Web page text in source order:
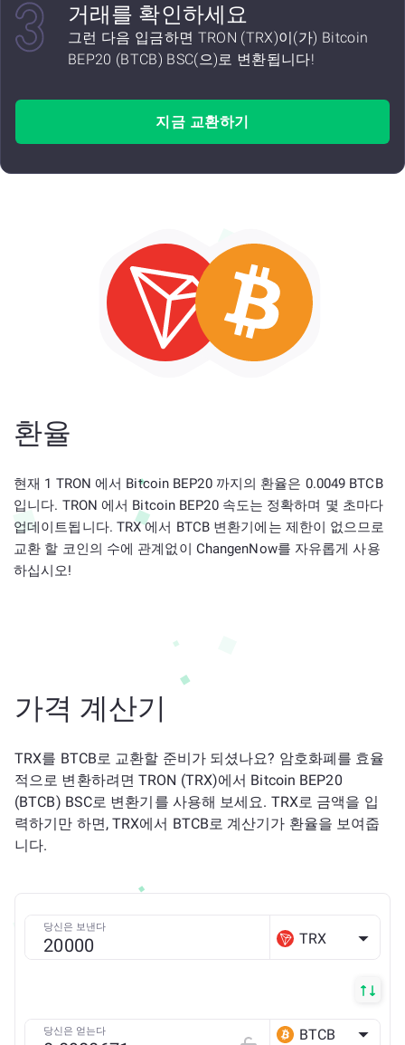
거래를 확인하세요
그런 다음 입금하면 TRON (TRX)이(가) Bitcoin
BEP20 (BTCB) BSC(으)로 변환됩니다!
지금 교환하기
환율
현재 1 TRON 에서 Bitcoin BEP20 까지의 환율은 0.0049 BTCB
입니다. TRON 에서 Bitcoin BEP20 속도는 정확하며 몇 초마다
업데이트됩니다. TRX 에서 BTCB 변환기에는 제한이 없으므로
교환 할 코인의 수에 관계없이 ChangenNow를 자유롭게 사용
하십시오!
가격 계산기
TRX를 BTCB로 교환할 준비가 되셨나요? 암호화폐를 효율
적으로 변환하려면 TRON (TRX)에서 Bitcoin BEP20
(BTCB) BSC로 변환기를 사용해 보세요. TRX로 금액을 입
력하기만 하면, TRX에서 BTCB로 계산기가 환율을 보여줍
니다.
당신은 보낸다
TRX
당신은 얻는다 BTCB